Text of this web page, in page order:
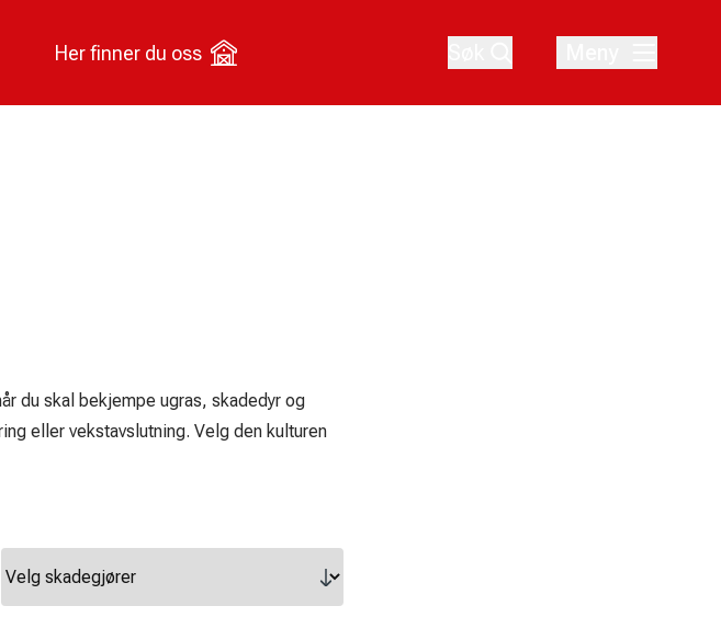
Her finner du oss
du skal bekjempe ugras, skadedyr og
eller vekstavslutning. Velg den kulturen